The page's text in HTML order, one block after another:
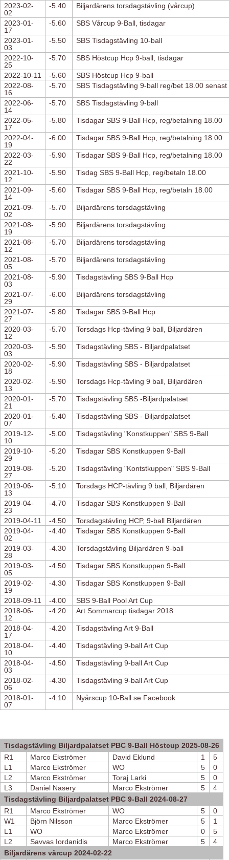
2023-02-
02
-5.40 Biljardärens torsdagstävling (vårcup)
2023-01-
17
-5.60 SBS Vårcup 9-Ball, tisdagar
2023-01-
03
-5.50 SBS Tisdagstävling 10-ball
2022-10-
25
-5.70 SBS Höstcup Hcp 9-ball, tisdagar
2022-10-11 -5.60
SBS Höstcup Hcp 9-ball
2022-08-
16
-5.70 SBS Tisdagstävling 9-ball reg/bet 18.00 senast
2022-06-
14
-5.70 SBS Tisdagstävling 9-ball
2022-05-
17
-5.80 Tisdagar SBS 9-Ball Hcp, reg/betalning 18.00
2022-04-
19
-6.00 Tisdagar SBS 9-Ball Hcp, reg/betalning 18.00
2022-03-
22
-5.90 Tisdagar SBS 9-Ball Hcp, reg/betalning 18.00
2021-10-
12
-5.90 Tisdag SBS 9-Ball Hcp, reg/betaln 18.00
2021-09-
14
-5.60 Tisdagar SBS 9-Ball Hcp, reg/betaln 18.00
2021-09-
02
-5.70 Biljardärens torsdagstävling
2021-08-
19
-5.90 Biljardärens torsdagstävling
2021-08-
12
-5.70 Biljardärens torsdagstävling
2021-08-
05
-5.70 Biljardärens torsdagstävling
2021-08-
03
-5.90 Tisdagstävling SBS 9-Ball Hcp
2021-07-
29
-6.00 Biljardärens torsdagstävling
2021-07-
27
-5.80 Tisdagar SBS 9-Ball Hcp
2020-03-
12
-5.70 Torsdags Hcp-tävling 9 ball, Biljardären
2020-03-
03
-5.90 Tisdagstävling SBS - Biljardpalatset
2020-02-
18
-5.90 Tisdagstävling SBS - Biljardpalatset
2020-02-
13
-5.90 Torsdags Hcp-tävling 9 ball, Biljardären
2020-01-
21
-5.70 Tisdagstävling SBS -Biljardpalatset
2020-01-
07
-5.40 Tisdagstävling SBS - Biljardpalatset
2019-12-
10
-5.00 Tisdagstävling "Konstkuppen" SBS 9-Ball
2019-10-
29
-5.20 Tisdagar SBS Konstkuppen 9-Ball
2019-08-
27
-5.20 Tisdagstävling "Kontstkuppen" SBS 9-Ball
2019-06-
13
-5.10 Torsdags HCP-tävling 9 ball, Biljardären
2019-04-
23
-4.70 Tisdagar SBS Konstkuppen 9-Ball
2019-04-11 -4.50
Torsdagstävling HCP, 9-ball Biljardären
2019-04-
02
-4.40 Tisdagar SBS Konstkuppen 9-Ball
2019-03-
28
-4.30 Torsdagstävling Biljardären 9-ball
2019-03-
05
-4.50 Tisdagar SBS Konstkuppen 9-Ball
2019-02-
19
-4.30 Tisdagar SBS Konstkuppen 9-Ball
2018-09-11 -4.00
SBS 9-Ball Pool Art Cup
2018-06-
12
-4.20 Art Sommarcup tisdagar 2018
2018-04-
17
-4.20 Tisdagstävling Art 9-Ball
2018-04-
10
-4.40 Tisdagstävling 9-ball Art Cup
2018-04-
03
-4.50 Tisdagstävling 9-ball Art Cup
2018-02-
06
-4.30 Tisdagstävling 9-ball Art Cup
2018-01-
07
-4.10 Nyårscup 10-Ball se Facebook
Tisdagstävling Biljardpalatset PBC 9-Ball Höstcup 2025-08-26
R1
Marco Ekströmer David Eklund 1
5
L1
Marco Ekströmer WO 5
0
L2
Marco Ekströmer Toraj Larki 5
0
L3
Daniel Nasery Marco Ekströmer 5
4
Tisdagstävling Biljardpalatset PBC 9-Ball 2024-08-27
R1
Marco Ekströmer WO 5
0
W1
Björn Nilsson Marco Ekströmer 5
1
L1
WO Marco Ekströmer 0
5
L2
Savvas Iordanidis Marco Ekströmer 5
4
Biljardärens vårcup 2024-02-22